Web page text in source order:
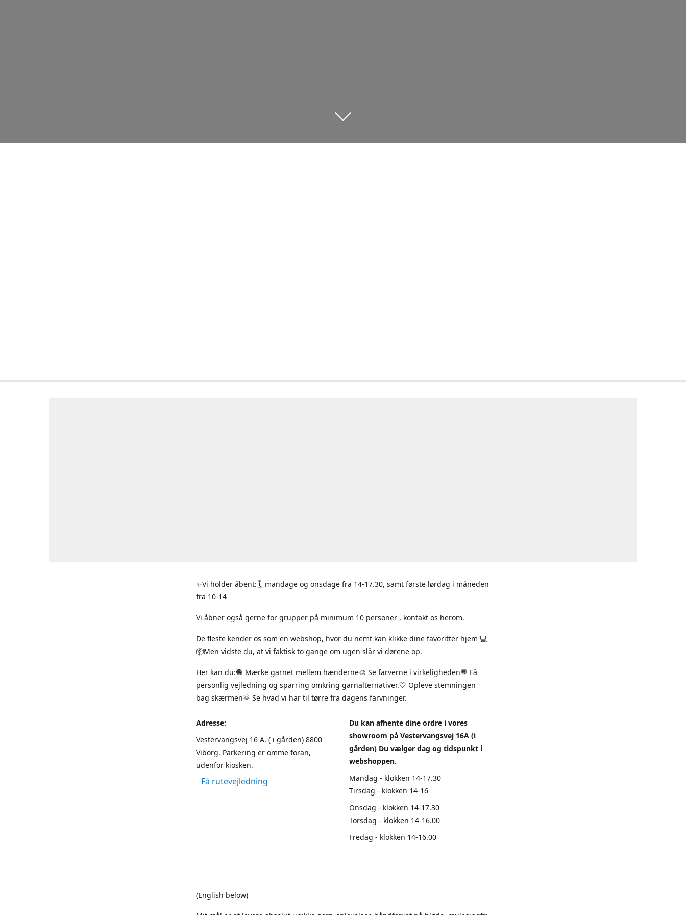
✨Vi holder åbent:🗓 mandage og onsdage fra 14-17.30, samt første lørdag i måneden
fra 10-14
Vi åbner også gerne for grupper på minimum 10 personer , kontakt os herom.
De fleste kender os som en webshop, hvor du nemt kan klikke dine favoritter hjem 💻
📦Men vidste du, at vi faktisk to gange om ugen slår vi dørene op.
Her kan du:🧶 Mærke garnet mellem hænderne🎨 Se farverne i virkeligheden💬 Få
personlig vejledning og sparring omkring garnalternativer.🤍 Opleve stemningen
bag skærmen🌞 Se hvad vi har til tørre fra dagens farvninger.
Adresse:
Vestervangsvej 16 A, ( i gården) 8800
Viborg. Parkering er omme foran,
udenfor kiosken.
Få rutevejledning
Du kan afhente dine ordre i vores
showroom på Vestervangsvej 16A (i
gården) Du vælger dag og tidspunkt i
webshoppen.
Mandag - klokken 14-17.30
Tirsdag - klokken 14-16
Onsdag - klokken 14-17.30
Torsdag - klokken 14-16.00
Fredag - klokken 14-16.00
(English below)